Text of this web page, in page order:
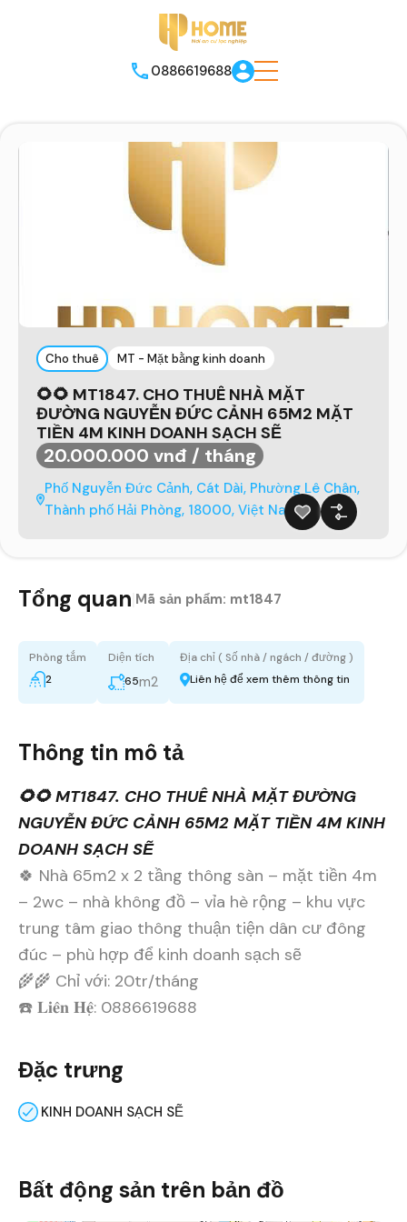
0886619688
Cho thuê MT - Mặt bằng kinh doanh
🌻🌻 MT1847. CHO THUÊ NHÀ MẶT
ĐƯỜNG NGUYỄN ĐỨC CẢNH 65M2 MẶT
TIỀN 4M KINH DOANH SẠCH SẼ
20.000.000 vnđ / tháng
Phố Nguyễn Đức Cảnh, Cát Dài, Phường Lê Chân,
Thành phố Hải Phòng, 18000, Việt Nam
Tổng quan Mã sản phẩm: mt1847
Phòng tắm
2
Diện tích
65m2
Địa chỉ ( Số nhà / ngách / đường )
Liên hệ để xem thêm thông tin
Thông tin mô tả
🌻🌻 MT1847. CHO THUÊ NHÀ MẶT ĐƯỜNG
NGUYỄN ĐỨC CẢNH 65M2 MẶT TIỀN 4M KINH
DOANH SẠCH SẼ
🍀 Nhà 65m2 x 2 tầng thông sàn – mặt tiền 4m
– 2wc – nhà không đồ – vỉa hè rộng – khu vực
trung tâm giao thông thuận tiện dân cư đông
đúc – phù hợp để kinh doanh sạch sẽ
🌾🌾 Chỉ với: 20tr/tháng
☎️ 𝐋𝐢𝐞̂𝐧 𝐇𝐞̣̂: 0886619688
Đặc trưng
KINH DOANH SẠCH SẼ
Bất động sản trên bản đồ